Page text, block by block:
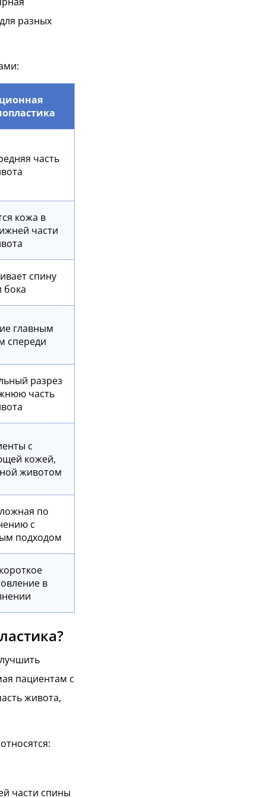
разных
часть
кожа в
части
спину
бока
главным
спереди
разрез
часть
с
кожей,
животом
по
с
подходом
в
пациентам с
живота,
части спины